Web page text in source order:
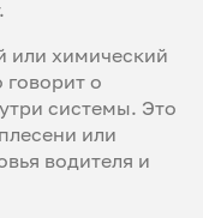
или химический
говорит о
системы. Это
или
водителя и